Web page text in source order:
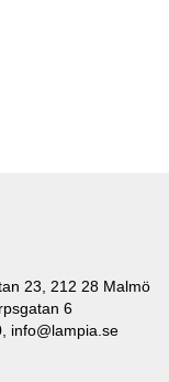
23, 212 28 Malmö
6
info@lampia.se